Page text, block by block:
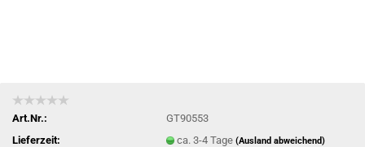
Art.Nr.:
GT90553
Lieferzeit:
ca. 3-4 Tage(Ausland abweichend)